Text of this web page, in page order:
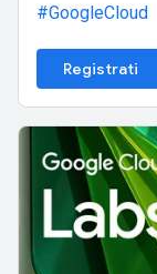
#GoogleCloud
Registrati